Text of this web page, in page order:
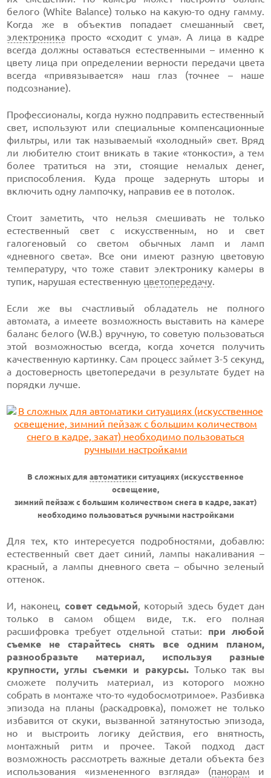
белого (White Balance) только на какую-то одну гамму.
Когда же в объектив попадает смешанный свет,
электроника просто «сходит с ума». А лица в кадре
всегда должны оставаться естественными – именно к
цвету лица при определении верности передачи цвета
всегда «привязывается» наш глаз (точнее – наше
подсознание).
Профессионалы, когда нужно подправить естественный
свет, используют или специальные компенсационные
фильтры, или так называемый «холодный» свет. Вряд
ли любителю стоит вникать в такие «тонкости», а тем
более тратиться на эти, стоящие немалых денег,
приспособления. Куда проще задернуть шторы и
включить одну лампочку, направив ее в потолок.
Стоит заметить, что нельзя смешивать не только
естественный свет с искусственным, но и свет
галогеновый со светом обычных ламп и ламп
«дневного света». Все они имеют разную цветовую
температуру, что тоже ставит электронику камеры в
тупик, нарушая естественную цветопередачу.
Если же вы счастливый обладатель не полного
автомата, а имеете возможность выставить на камере
баланс белого (W.B.) вручную, то советую пользоваться
этой возможностью всегда, когда хочется получить
качественную картинку. Сам процесс займет 3-5 секунд,
а достоверность цветопередачи в результате будет на
порядки лучше.
В сложных для автоматики ситуациях (искусственное
освещение,
зимний пейзаж с большим количеством снега в кадре, закат)
необходимо пользоваться ручными настройками
Для тех, кто интересуется подробностями, добавлю:
естественный свет дает синий, лампы накаливания –
красный, а лампы дневного света – обычно зеленый
оттенок.
И, наконец, совет седьмой, который здесь будет дан
только в самом общем виде, т.к. его полная
расшифровка требует отдельной статьи: при любой
съемке не старайтесь снять все одним планом,
разнообразьте материал, используя разные
крупности, углы съемки и ракурсы. Только так вы
сможете получить материал, из которого можно
собрать в монтаже что-то«удобосмотримое». Разбивка
эпизода на планы (раскадровка), поможет не только
избавится от скуки, вызванной затянутостью эпизода,
но и выстроить логику действия, его внятность,
монтажный ритм и прочее. Такой подход даст
возможность рассмотреть важные детали объекта без
использования «измененного взгляда» (панорам и